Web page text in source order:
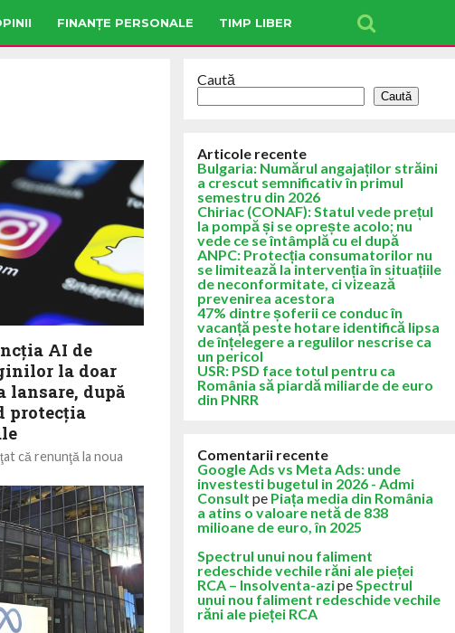
FINANȚE PERSONALE TIMP LIBER
AI de
la doar
lansare, după
protecţia
că renunţă la noua
permitea generarea
Caută
Caută
Articole recente
Bulgaria: Numărul angajaților străini
a crescut semnificativ în primul
semestru din 2026
Chiriac (CONAF): Statul vede prețul
la pompă și se oprește acolo; nu
vede ce se întâmplă cu el după
ANPC: Protecția consumatorilor nu
se limitează la intervenția în situațiile
de neconformitate, ci vizează
prevenirea acestora
47% dintre șoferii ce conduc în
vacanță peste hotare identifică lipsa
de înțelegere a regulilor nescrise ca
un pericol
USR: PSD face totul pentru ca
România să piardă miliarde de euro
din PNRR
Comentarii recente
Google Ads vs Meta Ads: unde
investesti bugetul in 2026 - Admi
Consult pe Piața media din România
a atins o valoare netă de 838
milioane de euro, în 2025
Spectrul unui nou faliment
redeschide vechile răni ale pieței
RCA – Insolventa-azipeSpectrul
unui nou faliment redeschide vechile
răni ale pieței RCA